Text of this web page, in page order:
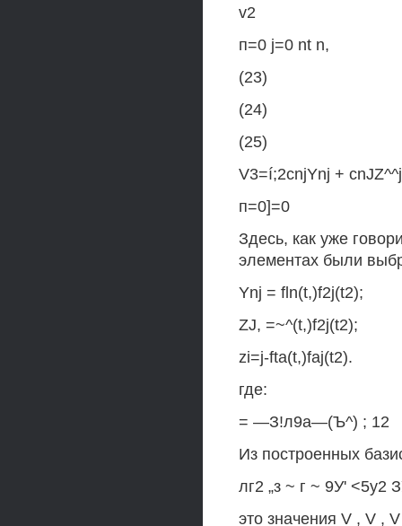
v2
п=0 j=0 nt n,
(23)
(24)
(25)
V3=í;2cnjYnj +
п=0]=0
Здесь, как уже
элементах были
Ynj = fln(t,)f2j(t2);
ZJ, =~^(t,)f2j(t2);
zi=j-fta(t,)faj(t2).
где:
= —З!л9а—(Ъ^) ; 12
Из построенных
лг2 „з ~ г ~ 9У' <5у2
это значения V , V ,